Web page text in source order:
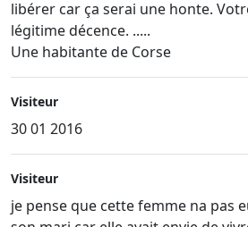
libérer car ça serai une honte.
légitime décence. .....
Une habitante de Corse
Visiteur
30 01 2016
Visiteur
je pense que cette femme na pas